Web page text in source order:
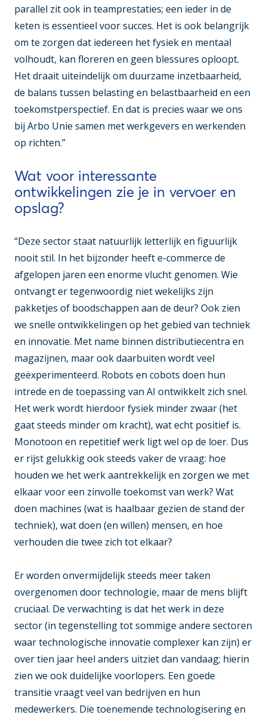
parallel zit ook in teamprestaties; een ieder in de
keten is essentieel voor succes. Het is ook belangrijk
om te zorgen dat iedereen het fysiek en mentaal
volhoudt, kan floreren en geen blessures oploopt.
Het draait uiteindelijk om duurzame inzetbaarheid,
de balans tussen belasting en belastbaarheid en een
toekomstperspectief. En dat is precies waar we ons
bij Arbo Unie samen met werkgevers en werkenden
op richten.”
Wat voor interessante
ontwikkelingen zie je in vervoer en
opslag?
“Deze sector staat natuurlijk letterlijk en figuurlijk
nooit stil. In het bijzonder heeft e-commerce de
afgelopen jaren een enorme vlucht genomen. Wie
ontvangt er tegenwoordig niet wekelijks zijn
pakketjes of boodschappen aan de deur? Ook zien
we snelle ontwikkelingen op het gebied van techniek
en innovatie. Met name binnen distributiecentra en
magazijnen, maar ook daarbuiten wordt veel
geëxperimenteerd. Robots en cobots doen hun
intrede en de toepassing van AI ontwikkelt zich snel.
Het werk wordt hierdoor fysiek minder zwaar (het
gaat steeds minder om kracht), wat echt positief is.
Monotoon en repetitief werk ligt wel op de loer. Dus
er rijst gelukkig ook steeds vaker de vraag: hoe
houden we het werk aantrekkelijk en zorgen we met
elkaar voor een zinvolle toekomst van werk? Wat
doen machines (wat is haalbaar gezien de stand der
techniek), wat doen (en willen) mensen, en hoe
verhouden die twee zich tot elkaar?
Er worden onvermijdelijk steeds meer taken
overgenomen door technologie, maar de mens blijft
cruciaal. De verwachting is dat het werk in deze
sector (in tegenstelling tot sommige andere sectoren
waar technologische innovatie complexer kan zijn) er
over tien jaar heel anders uitziet dan vandaag; hierin
zien we ook duidelijke voorlopers. Een goede
transitie vraagt veel van bedrijven en hun
medewerkers. Die toenemende technologisering en